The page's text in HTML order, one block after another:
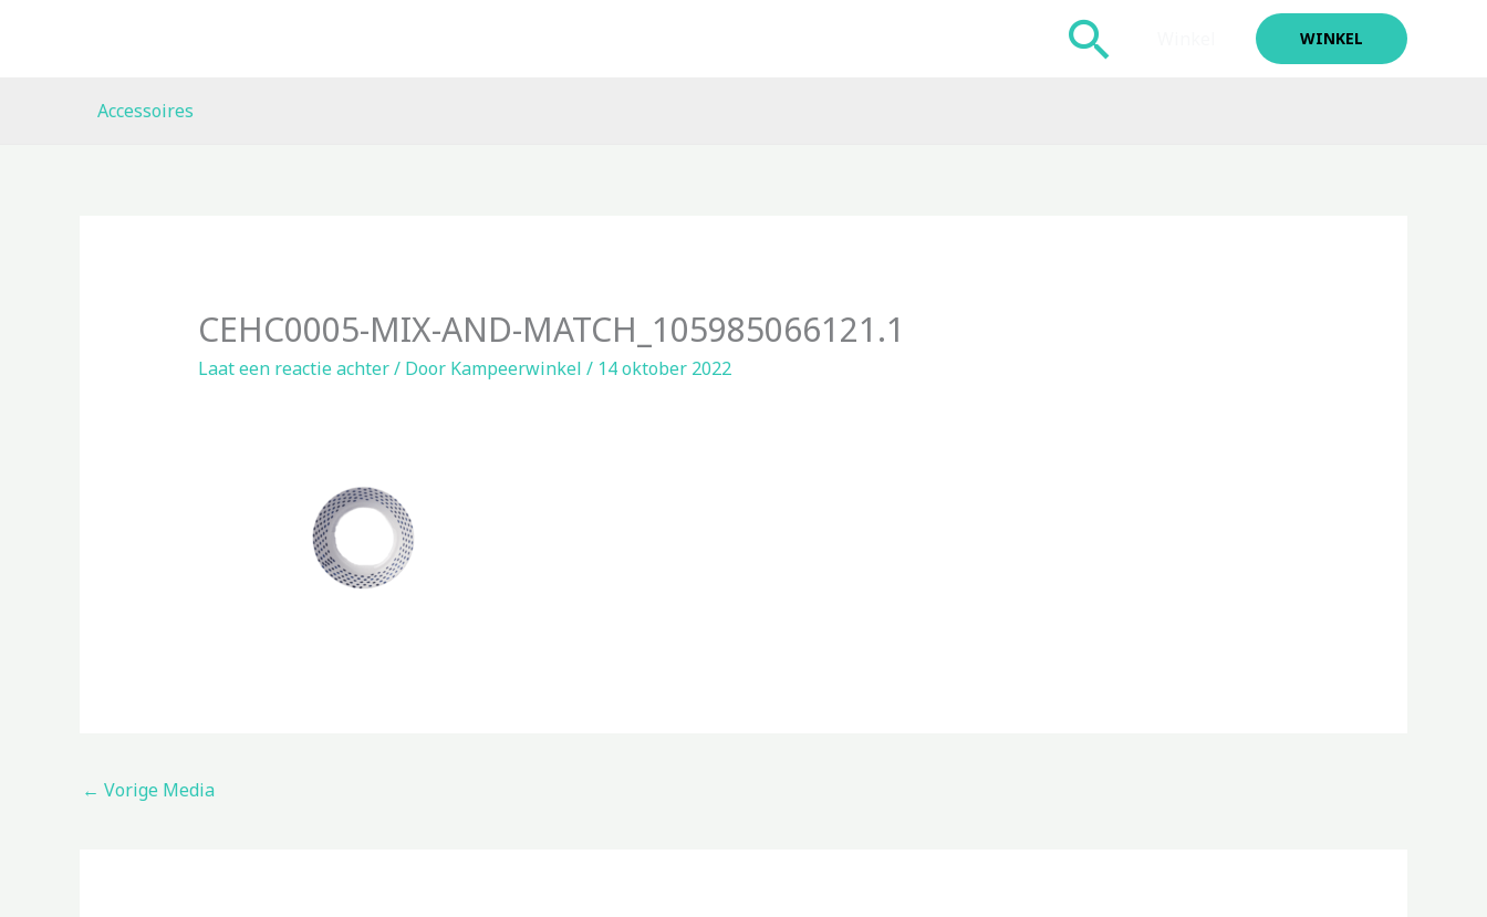
Zoeken WINKEL
Accessoires
CEHC0005-MIX-AND-MATCH_105985066121.1
Laat een reactie achter/ Door Kampeerwinkel / 14 oktober 2022
← Vorige Media